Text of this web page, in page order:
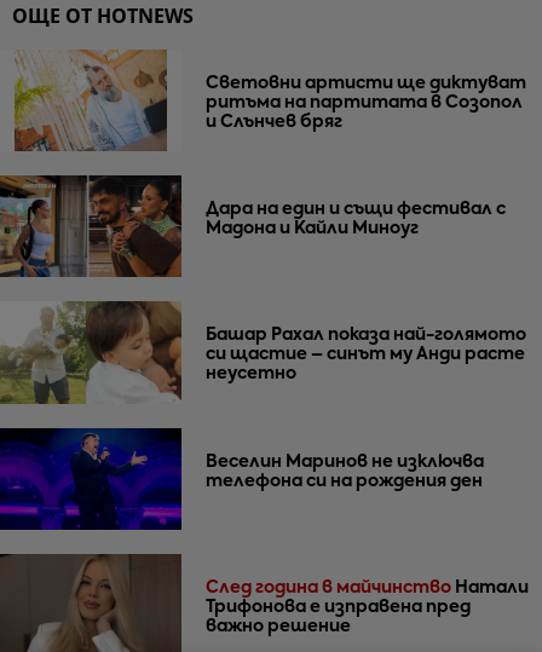
ОЩЕ ОТ HOTNEWS
Световни артисти ще диктуват
ритъма на партитата в Созопол
и Слънчев бряг
Дара на един и същи фестивал с
Мадона и Кайли Миноуг
Башар Рахал показа най-голямото
си щастие – синът му Анди расте
неусетно
Веселин Маринов не изключва
телефона си на рождения ден
След година в майчинство Натали
Трифонова е изправена пред
важно решение